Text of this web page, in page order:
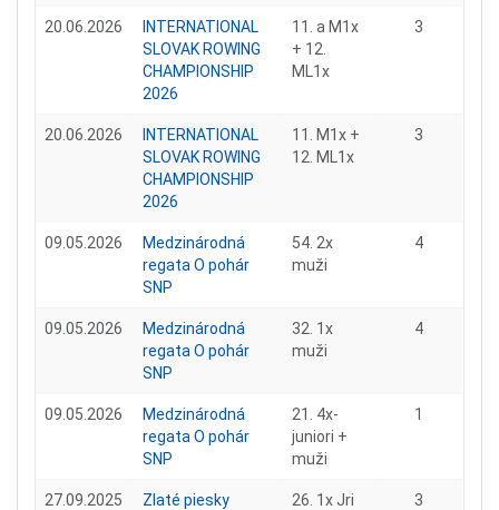
20.06.2026
INTERNATIONAL
SLOVAK ROWING
CHAMPIONSHIP
2026
11. a M1x
+ 12.
ML1x
3
20.06.2026
INTERNATIONAL
SLOVAK ROWING
CHAMPIONSHIP
2026
11. M1x +
12. ML1x
3
09.05.2026
Medzinárodná
regata O pohár
SNP
54. 2x
muži
4
09.05.2026
Medzinárodná
regata O pohár
SNP
32. 1x
muži
4
09.05.2026
Medzinárodná
regata O pohár
SNP
21. 4x-
juniori +
muži
1
27.09.2025 Zlaté piesky
26. 1x Jri
3